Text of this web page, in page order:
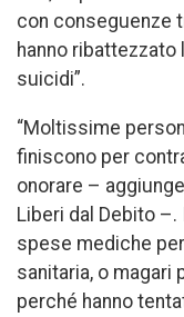
con conseguenze
hanno ribattezzato
suicidi”.
“Moltissime
finiscono per
onorare –
Liberi dal Debito
spese mediche
sanitaria, o magari
perché hanno